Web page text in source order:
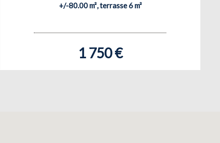
+/-80.00 m², terrasse 6 m²
1 750 €